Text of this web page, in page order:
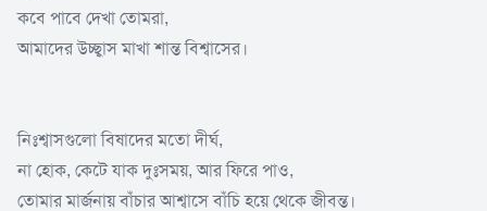
কবে পাবে দেখা তোমরা,
আমাদের উচ্ছ্বাস মাখা শান্ত বিশ্বাসের।
নিঃশ্বাসগুলো বিষাদের মতো দীর্ঘ,
না হোক, কেটে যাক দুঃসময়, আর ফিরে পাও,
তোমার মার্জনায় বাঁচার আশ্বাসে বাঁচি হয়ে থেকে জীবন্ত।